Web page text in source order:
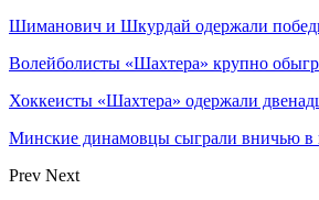
Шиманович и Шкурдай одержали
Волейболисты «Шахтера» крупно
Хоккеисты «Шахтера» одержали
Минские динамовцы сыграли вничью
Prev Next